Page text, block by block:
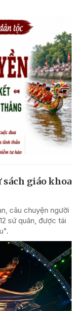
sách giáo khoa
câu chuyện người
sứ quân, được tái